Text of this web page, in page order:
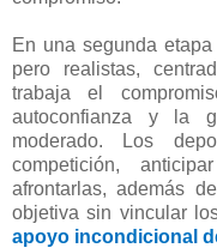
En una segunda
pero realistas,
trabaja el
autoconfianza y la
moderado. Los
competición,
afrontarlas, además
objetiva sin vincular
apoyo incondicional